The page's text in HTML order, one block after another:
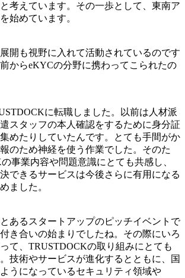
考えています。その一歩として、東南ア
始めています。
開も視野に入れて活動されているのです
からeKYCの分野に携わってこられたの
に転職しました。以前は人材派
スタッフの本人確認をするために身分証
めたりしていたんです。とても手間がか
のため神経を使う作業でした。そのた
事業内容や問題意識にとても共感し、
できるサービスは今後さらに有用になる
ました。
あるスタートアップのピッチイベントで
き合いの始まりでしたね。その際にいろ
て、TRUSTDOCKの取り組みにとても
技術やサービスが進化するとともに、国
うになっているセキュリティ領域や